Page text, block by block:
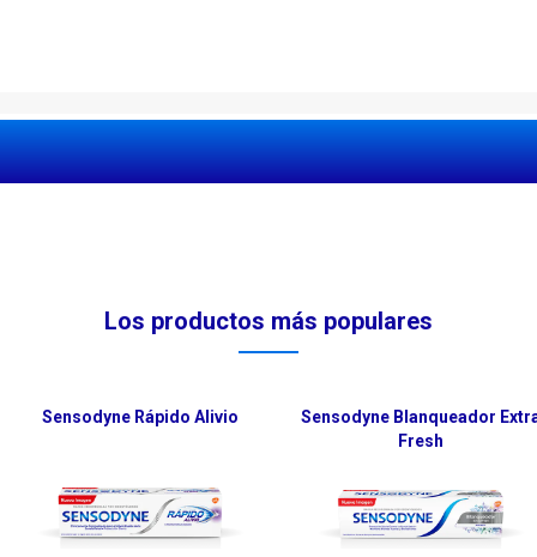
Los productos más populares
Sensodyne Rápido Alivio
Sensodyne Blanqueador
Fresh